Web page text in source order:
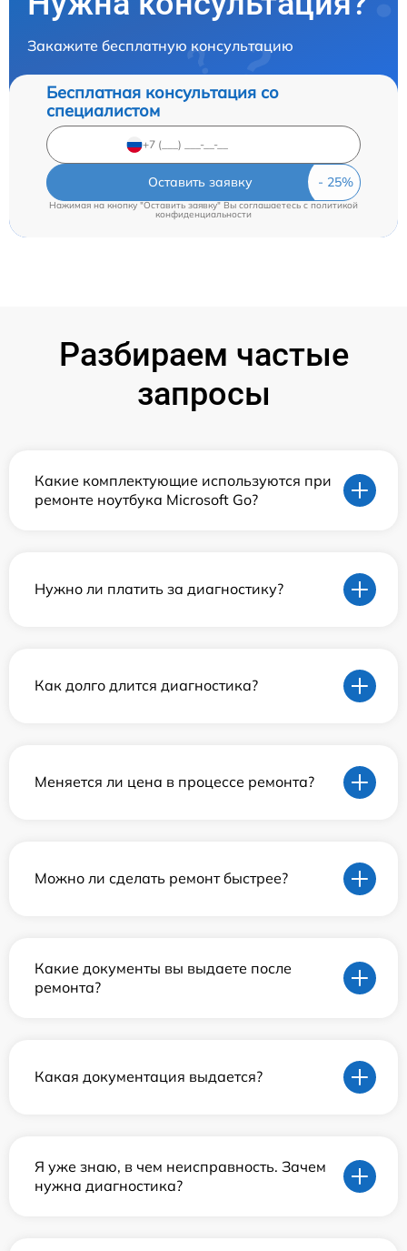
Закажите бесплатную консультацию
Бесплатная консультация со
специалистом
Оставить заявку
Нажимая на кнопку "Оставить заявку" Вы соглашаетесь cполитикой
конфиденциальности
Разбираем частые
запросы
Какие комплектующие используются при
ремонте ноутбука Microsoft Go?
Нужно ли платить за диагностику?
Как долго длится диагностика?
Меняется ли цена в процессе ремонта?
Можно ли сделать ремонт быстрее?
Какие документы вы выдаете после
ремонта?
Какая документация выдается?
Я уже знаю, в чем неисправность. Зачем
нужна диагностика?